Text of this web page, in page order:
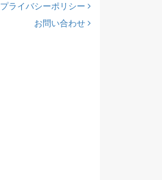
プライバシーポリシー
お問い合わせ